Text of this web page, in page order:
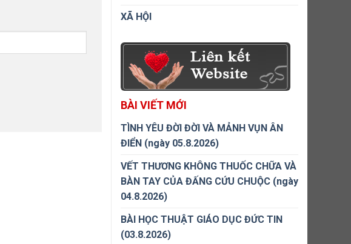
XÃ HỘI
BÀI VIẾT MỚI
TÌNH YÊU ĐỜI ĐỜI VÀ MẢNH VỤN ÂN
ĐIỂN (ngày 05.8.2026)
VẾT THƯƠNG KHÔNG THUỐC CHỮA VÀ
BÀN TAY CỦA ĐẤNG CỨU CHUỘC (ngày
04.8.2026)
BÀI HỌC THUẬT GIÁO DỤC ĐỨC TIN
(03.8.2026)